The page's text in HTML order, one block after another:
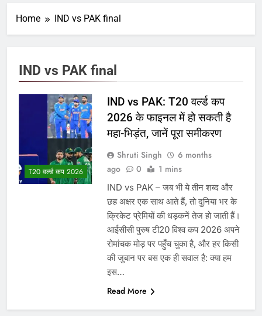
Home IND vs PAK final
IND vs PAK final
T20 वर्ल्ड कप 2026
IND vs PAK: T20 वर्ल्ड कप
2026 के फाइनल में हो सकती है
महा-भिड़ंत, जानें पूरा समीकरण
Shruti Singh
6 months
ago
0 1 mins
IND vs PAK – जब भी ये तीन शब्द और
छह अक्षर एक साथ आते हैं, तो दुनिया भर के
क्रिकेट प्रेमियों की धड़कनें तेज हो जाती हैं।
आईसीसी पुरुष टी20 विश्व कप 2026 अपने
रोमांचक मोड़ पर पहुँच चुका है, और हर किसी
की जुबान पर बस एक ही सवाल है: क्या हम
इस…
Read More